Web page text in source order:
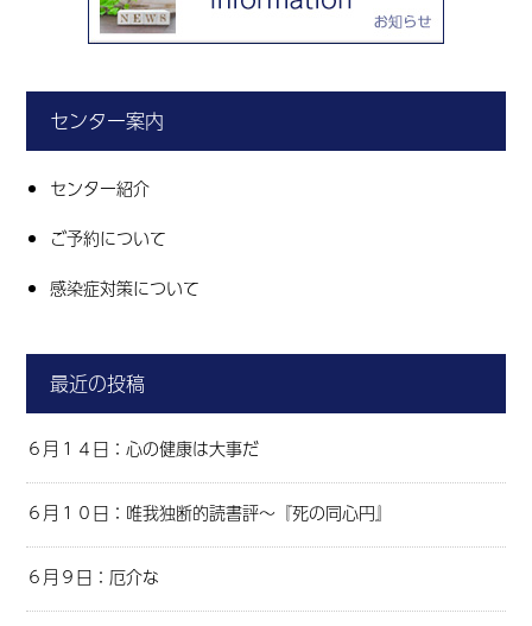
センター案内
センター紹介
ご予約について
感染症対策について
最近の投稿
６月１４日：心の健康は大事だ
６月１０日：唯我独断的読書評～『死の同心円』
６月９日：厄介な